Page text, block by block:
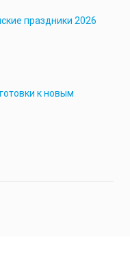
праздники 2026
к новым